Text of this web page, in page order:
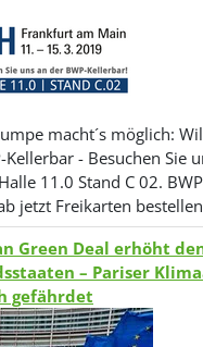
macht´s möglich:
Kellerbar - Besuchen Sie
11.0 Stand C 02.
jetzt Freikarten
Green Deal erhöht
– Pariser
gefährdet